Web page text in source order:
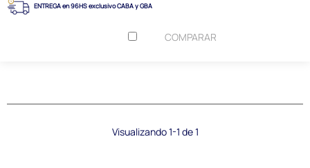
ENTREGA en 96HS exclusivo CABA y GBA
COMPARAR
Visualizando 1-1 de 1